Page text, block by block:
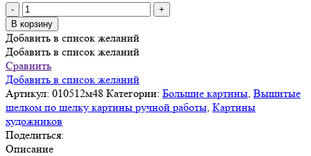
Количество
товара
Картина
Панно
Девушка
у
моря,
вышивка
шелком
ручная,
/
В корзину
Добавить в список желаний
Добавить в список желаний
Сравнить
Добавить в список желаний
Артикул: 010512м48 Категории: Большие картины, Вышитые
шелком по шелку картины ручной работы, Картины
художников
Поделиться:
Описание